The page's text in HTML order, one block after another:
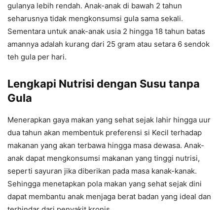
gulanya lebih rendah. Anak-anak di bawah 2 tahun
seharusnya tidak mengkonsumsi gula sama sekali.
Sementara untuk anak-anak usia 2 hingga 18 tahun batas
amannya adalah kurang dari 25 gram atau setara 6 sendok
teh gula per hari.
Lengkapi Nutrisi dengan Susu tanpa
Gula
Menerapkan gaya makan yang sehat sejak lahir hingga uur
dua tahun akan membentuk preferensi si Kecil terhadap
makanan yang akan terbawa hingga masa dewasa. Anak-
anak dapat mengkonsumsi makanan yang tinggi nutrisi,
seperti sayuran jika diberikan pada masa kanak-kanak.
Sehingga menetapkan pola makan yang sehat sejak dini
dapat membantu anak menjaga berat badan yang ideal dan